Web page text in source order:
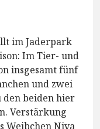
im Jaderpark
Im Tier- und
insgesamt fünf
und zwei
den beiden hier
Verstärkung
Weibchen Niva